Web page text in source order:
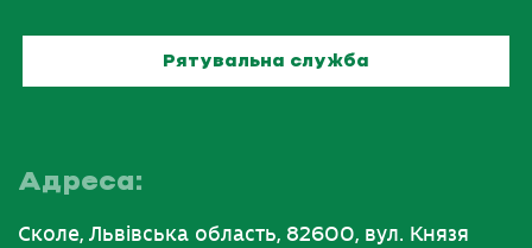
Рятувальна служба
Адреса:
Сколе, Львівська область, 82600, вул. Князя